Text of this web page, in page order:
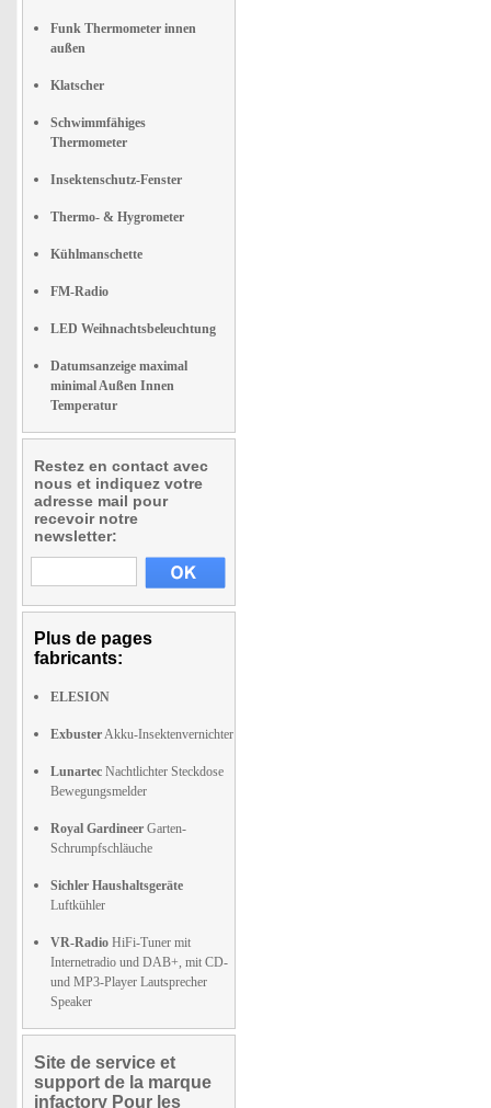
Funk Thermometer innen
außen
Klatscher
Schwimmfähiges
Thermometer
Insektenschutz-Fenster
Thermo- & Hygrometer
Kühlmanschette
FM-Radio
LED Weihnachtsbeleuchtung
Datumsanzeige maximal
minimal Außen Innen
Temperatur
Restez en contact avec
nous et indiquez votre
adresse mail pour
recevoir notre
newsletter:
Plus de pages
fabricants:
ELESION
ExbusterAkku-Insektenvernichter
Lunartec Nachtlichter Steckdose
Bewegungsmelder
Royal Gardineer Garten-
Schrumpfschläuche
Sichler Haushaltsgeräte
Luftkühler
VR-Radio HiFi-Tuner mit
Internetradio und DAB+, mit CD-
und MP3-Player Lautsprecher
Speaker
Site de service et
support de la marque
infactory Pour les